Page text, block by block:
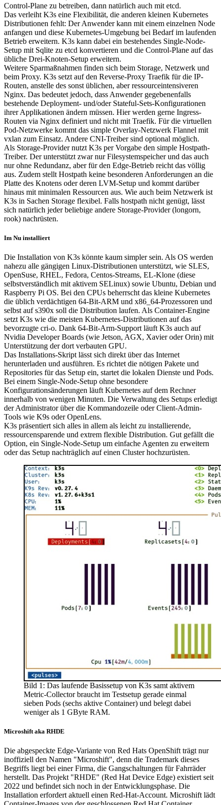
Control-Plane zu betreiben, dann natürlich auch mit etcd.
Das verleiht K3s eine Flexibilität, die anderen kleinen Kubernetes
Distributionen fehlt: Der Anwender kann mit einem einzelnen Node
anfangen und diese Kubernetes-Umgebung bei Bedarf im laufenden
Betrieb erweitern. K3s kann dabei ein bestehendes Single-Node-
Setup mit Sqlite zu etcd konvertieren und die Control-Plane auf das
übliche Drei-Knoten-Setup erweitern.
Weitere Sparmaßnahmen finden sich beim Storage, Netzwerk und
beim Proxy. K3s setzt auf den Reverse-Proxy Traefik für die IP-
Routen, anstelle des sonst üblichen, aber ressourceintensiveren
Nginx. Das bedeutet jedoch, dass Anwender gegebenenfalls
bestehende Deployment- und/oder Stateful-Sets-Konfigurationen
ihrer Applikationen ändern müssen. Hier werden gerne Ingress-
Routen via Nginx definiert und nicht mit Traefik. Für die virtuellen
Pod-Netzwerke kommt das simple Overlay-Netzwerk Flannel mit
vxlan zum Einsatz. Andere CNI-Treiber sind optional möglich.
Als Storage-Provider nutzt K3s per Vorgabe den simple Hostpath-
Treiber. Der unterstützt zwar nur Filesystemspeicher und das auch
nur ohne Redundanz, aber für den Edge-Betrieb reicht das völlig
aus. Zudem stellt Hostpath keine besonderen Anforderungen an die
Platte des Knotens oder deren LVM-Setup und kommt darüber
hinaus mit minimalen Ressourcen aus. Wie auch beim Netzwerk ist
K3s in Sachen Storage flexibel. Falls hostpath nicht genügt, lässt
sich natürlich jeder beliebige andere Storage-Provider (longorn,
rook) nachrüsten.
Im Nu installiert
Die Installation von K3s könnte kaum simpler sein. Als OS werden
nahezu alle gängigen Linux-Distributionen unterstützt, wie SLES,
OpenSuse, RHEL, Fedora, Centos-Streams, EL-Klone (diese
selbstverständlich mit aktivem SELinux) sowie Ubuntu, Debian und
Raspberry Pi OS. Bei den CPUs beherrscht das kleine Kubernetes
die üblich verdächtigen 64-Bit-ARM und x86_64-Prozessoren und
selbst auf s390x soll die Distribution laufen. Als Container-Engine
setzt K3s wie die meisten Kubernetes-Distributionen auf das
bevorzugte cri-o. Dank 64-Bit-Arm-Support läuft K3s auch auf
Nvidia Developer Boards (wie Jetson, AGX, Xavier oder Orin) mit
Unterstützung der dort verbauten GPU.
Das Installations-Skript lässt sich direkt über das Internet
herunterladen und ausführen. Es richtet die nötigen Pakete und
Repositories für das Setup ein, startet die lokalen Dienste und Pods.
Bei einem Single-Node-Setup ohne besondere
Konfigurationsänderungen läuft Kubernetes auf dem Rechner
innerhalb von wenigen Minuten. Die Verwaltung des Setups erledigt
der Administrator über die Kommandozeile oder Client-Admin-
Tools wie K9s oder OpenLens.
K3s präsentiert sich alles in allem als leicht zu installierende,
ressourcensparende und extrem flexible Distribution. Gut gefällt die
Option, ein Single-Node-Setup um einfache Agenten zu erweitern
oder das Setup nachträglich auf einen Cluster hochzurüsten.
Bild 1: Das laufende Basissetup von K3s samt aktivem
Metric-Collector braucht im Testsetup gerade einmal
sieben Pods (sechs aktive Container) und belegt dabei
weniger als 1 GByte RAM.
Microshift aka RHDE
Die abgespeckte Edge-Variante von Red Hats OpenShift trägt nur
inoffiziell den Namen "Microshift", denn die Trademark dieses
Begriffs liegt bei einer Firma, die Gangschaltungen für Fahrräder
herstellt. Das Projekt "RHDE" (Red Hat Device Edge) existiert seit
2022 und befindet sich noch in der Entwicklungsphase. Die
Installation erfordert aktuell einen Red-Hat-Account. Microshift lädt